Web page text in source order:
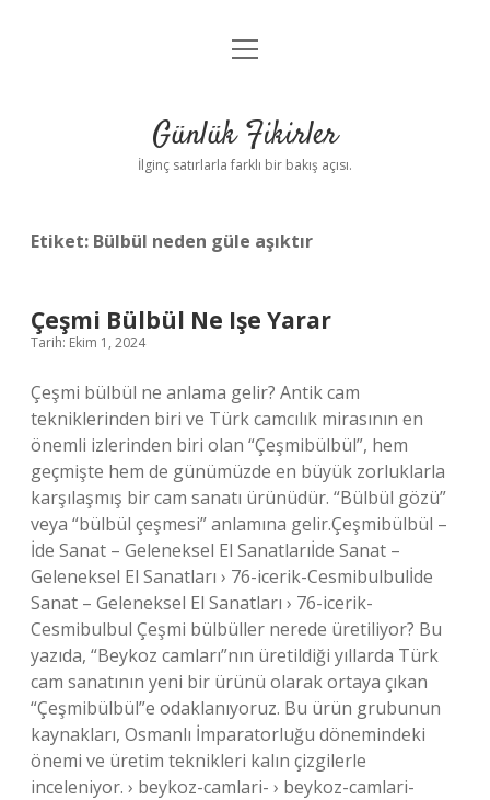
Anasayfa
Yasal Uyarı
menüyü
Günlük Fikirler
İlginç satırlarla farklı bir bakış açısı.
Etiket: Bülbül neden güle aşıktır
Çeşmi Bülbül Ne Işe Yarar
Tarih: Ekim 1, 2024
Çeşmi bülbül ne anlama gelir? Antik cam
tekniklerinden biri ve Türk camcılık mirasının en
önemli izlerinden biri olan “Çeşmibülbül”, hem
geçmişte hem de günümüzde en büyük zorluklarla
karşılaşmış bir cam sanatı ürünüdür. “Bülbül gözü”
veya “bülbül çeşmesi” anlamına gelir.Çeşmibülbül –
İde Sanat – Geleneksel El Sanatlarıİde Sanat –
Geleneksel El Sanatları › 76-icerik-Cesmibulbulİde
Sanat – Geleneksel El Sanatları › 76-icerik-
Cesmibulbul Çeşmi bülbüller nerede üretiliyor? Bu
yazıda, “Beykoz camları”nın üretildiği yıllarda Türk
cam sanatının yeni bir ürünü olarak ortaya çıkan
“Çeşmibülbül”e odaklanıyoruz. Bu ürün grubunun
kaynakları, Osmanlı İmparatorluğu dönemindeki
önemi ve üretim teknikleri kalın çizgilerle
inceleniyor. › beykoz-camlari- › beykoz-camlari-